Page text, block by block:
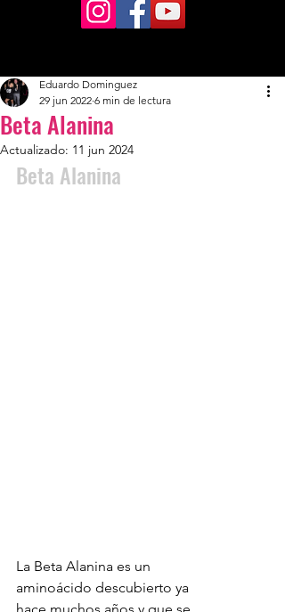
Beta Alanina
Eduardo Dominguez
29 jun 2022 6 min de lectura
Actualizado: 11 jun 2024
Beta Alanina
La Beta Alanina es un
aminoácido descubierto ya